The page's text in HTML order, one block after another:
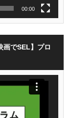
00:00
画でSEL】プロ